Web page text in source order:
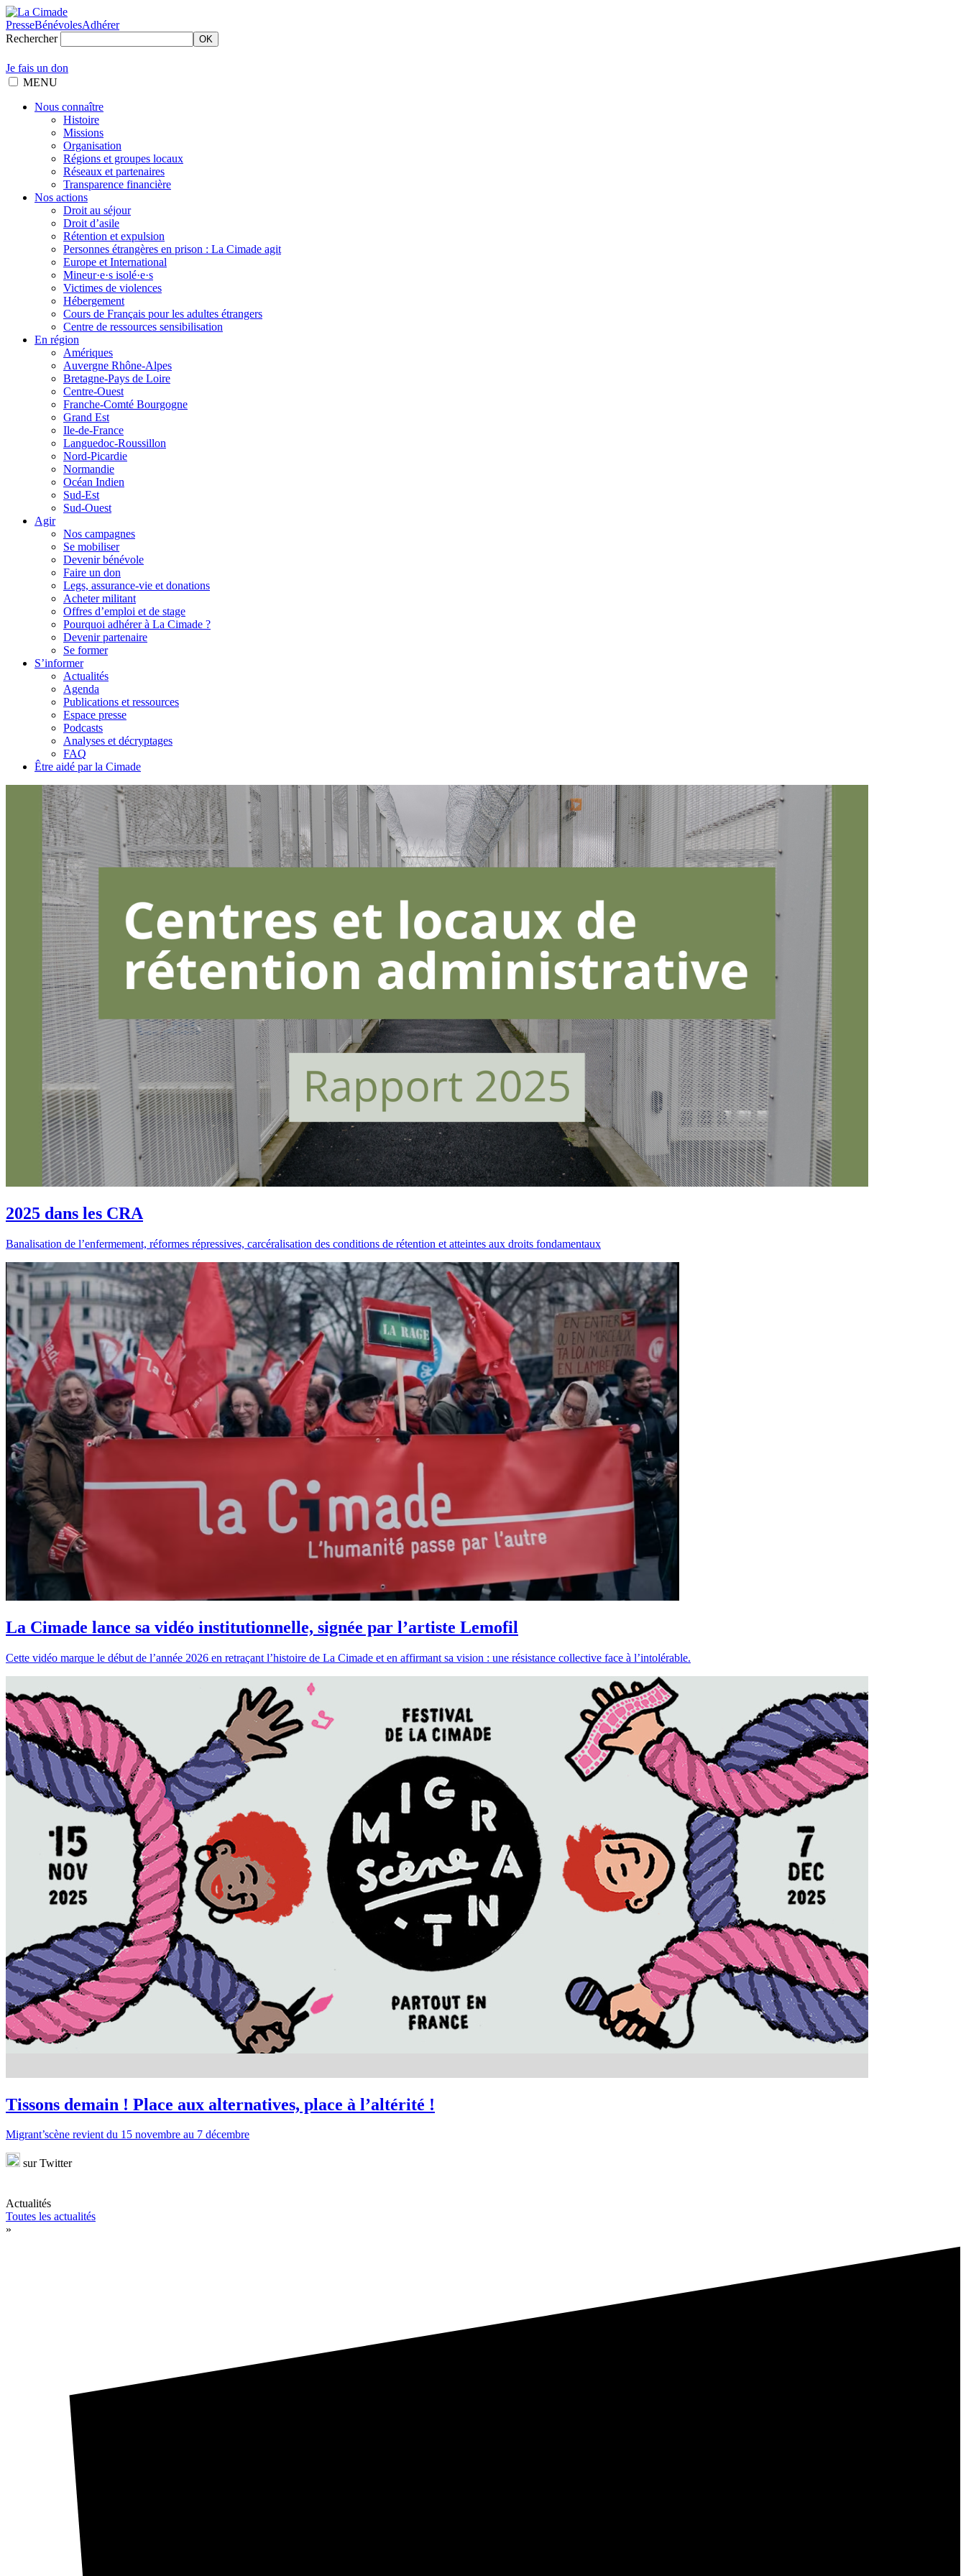
PresseBénévolesAdhérer
Rechercher
OK
Je fais un don
MENU
Nous connaître
Histoire
Missions
Organisation
Régions et groupes locaux
Réseaux et partenaires
Transparence financière
Nos actions
Droit au séjour
Droit d’asile
Rétention et expulsion
Personnes étrangères en prison : La Cimade agit
Europe et International
Mineur·e·s isolé·e·s
Victimes de violences
Hébergement
Cours de Français pour les adultes étrangers
Centre de ressources sensibilisation
En région
Amériques
Auvergne Rhône-Alpes
Bretagne-Pays de Loire
Centre-Ouest
Franche-Comté Bourgogne
Grand Est
Ile-de-France
Languedoc-Roussillon
Nord-Picardie
Normandie
Océan Indien
Sud-Est
Sud-Ouest
Agir
Nos campagnes
Se mobiliser
Devenir bénévole
Faire un don
Legs, assurance-vie et donations
Acheter militant
Offres d’emploi et de stage
Pourquoi adhérer à La Cimade ?
Devenir partenaire
Se former
S’informer
Actualités
Agenda
Publications et ressources
Espace presse
Podcasts
Analyses et décryptages
FAQ
Être aidé par la Cimade
2025 dans les CRA
Banalisation de l’enfermement, réformes répressives, carcéralisation des conditions de rétention et atteintes aux droits fondamentaux
La Cimade lance sa vidéo institutionnelle, signée par l’artiste Lemofil
Cette vidéo marque le début de l’année 2026 en retraçant l’histoire de La Cimade et en affirmant sa vision : une résistance collective face à l’intolérable.
Tissons demain ! Place aux alternatives, place à l’altérité !
Migrant’scène revient du 15 novembre au 7 décembre
sur Twitter
Actualités
Toutes les actualités
»